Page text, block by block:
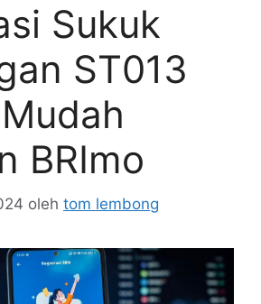
Sukuk
ST013
BRImo
oleh tom lembong